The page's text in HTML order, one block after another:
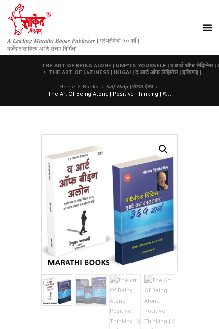
𝑨 𝑳𝒆𝒂𝒅𝒊𝒏𝒈 𝑴𝒂𝒓𝒂𝒕𝒉𝒊 𝑩𝒐𝒐𝒌𝒔 𝑷𝒖𝒃𝒍𝒊𝒔𝒉𝒆𝒓 | ग्रंथसेवेची ५० वर्षे |
दर्जेदार साहित्य आणि उत्तम निर्मिती
THE ART OF BEING ALONE | UNF*CK YOURSELF | द आर्ट ऑफ
THE ART OF LAZINESS | IKIGAI | द आर्ट ऑफ लेझिनेस | इकिगाई |
Home
Books
𝑺𝒆𝒍𝒇 𝑯𝒆𝒍𝒑 | सेल्फ हेल्प
The Art Of Being Alone | Positive Thinking | द...